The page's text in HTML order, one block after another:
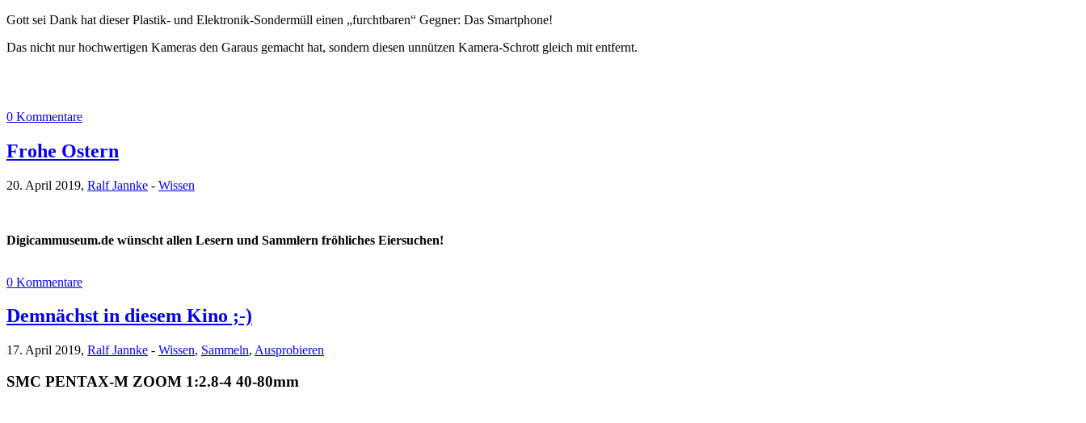
Gott sei Dank hat dieser Plastik- und Elektronik-Sondermüll einen „furchtbaren“ Gegner: Das Smartphone!
Das nicht nur hochwertigen Kameras den Garaus gemacht hat, sondern diesen unnützen Kamera-Schrott gleich mit entfernt.
0 Kommentare
Frohe Ostern
20. April 2019, Ralf Jannke - Wissen
Digicammuseum.de wünscht allen Lesern und Sammlern fröhliches Eiersuchen!
0 Kommentare
Demnächst in diesem Kino ;-)
17. April 2019, Ralf Jannke - Wissen, Sammeln, Ausprobieren
SMC PENTAX-M ZOOM 1:2.8-4 40-80mm